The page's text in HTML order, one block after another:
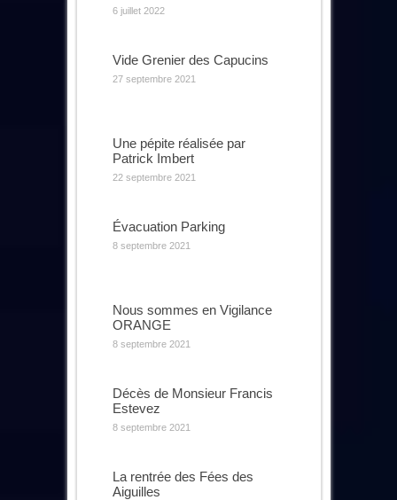
6 juillet 2022
Vide Grenier des Capucins
27 septembre 2021
Une pépite réalisée par
Patrick Imbert
22 septembre 2021
Évacuation Parking
8 septembre 2021
Nous sommes en Vigilance
ORANGE
8 septembre 2021
Décès de Monsieur Francis
Estevez
8 septembre 2021
La rentrée des Fées des
Aiguilles